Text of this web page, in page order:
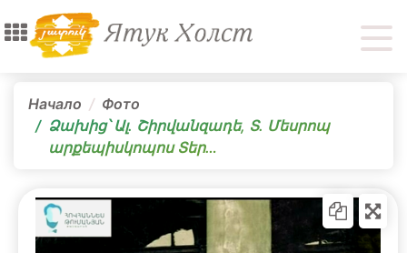
Начало
Фото
Ձախից՝ Ալ. Շիրվանզադե, Տ. Մեսրոպ
արքեպիսկոպոս Տեր…